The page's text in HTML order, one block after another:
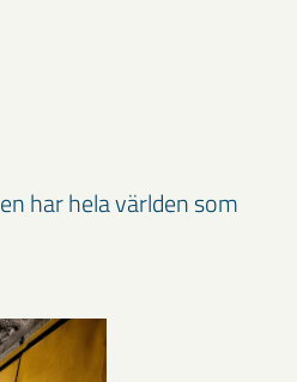
har hela världen som